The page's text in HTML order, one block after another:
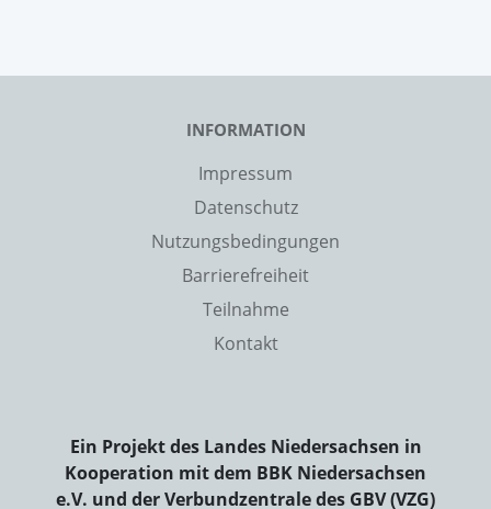
INFORMATION
Impressum
Datenschutz
Nutzungsbedingungen
Barrierefreiheit
Teilnahme
Kontakt
Ein Projekt des Landes Niedersachsen in
Kooperation mit dem BBK Niedersachsen
e.V. und der Verbundzentrale des GBV (VZG)